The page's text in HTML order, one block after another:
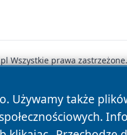
Używamy także
Wszystkie prawa zastrzeżone.
Polityka